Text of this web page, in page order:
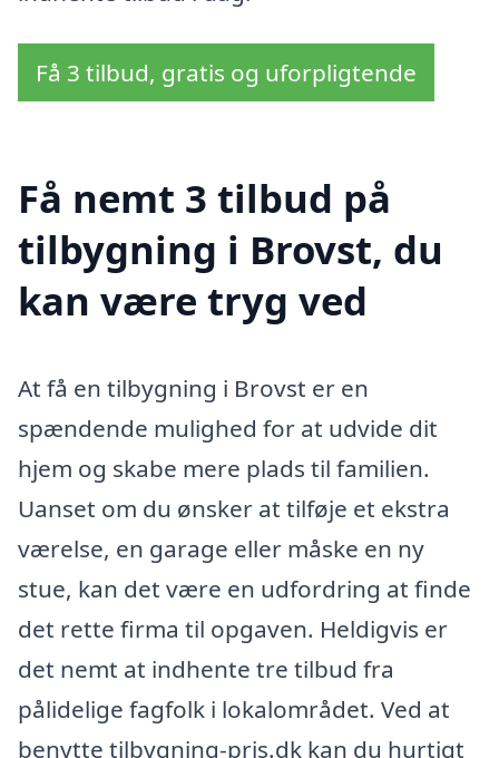
Få 3 tilbud, gratis og uforpligtende
Få nemt 3 tilbud på
tilbygning i Brovst, du
kan være tryg ved
At få en tilbygning i Brovst er en
spændende mulighed for at udvide dit
hjem og skabe mere plads til familien.
Uanset om du ønsker at tilføje et ekstra
værelse, en garage eller måske en ny
stue, kan det være en udfordring at finde
det rette firma til opgaven. Heldigvis er
det nemt at indhente tre tilbud fra
pålidelige fagfolk i lokalområdet. Ved at
benytte tilbygning-pris.dk kan du hurtigt